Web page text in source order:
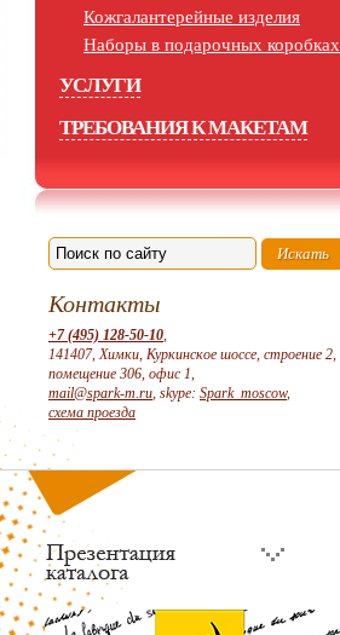
Кожгалантерейные изделия
Наборы в подарочных коробках
УСЛУГИ
ТРЕБОВАНИЯ К МАКЕТАМ
Контакты
+7 (495) 128-50-10,
141407, Химки, Куркинское шоссе, строение 2,
помещение 306, офис 1,
mail@spark-m.ru, skype: Spark_moscow,
схема проезда